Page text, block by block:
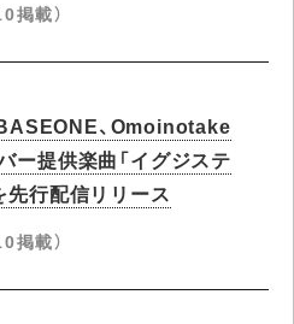
掲載）
、Omoinotake
ー提供楽曲「イグジステ
先行配信リリース
掲載）